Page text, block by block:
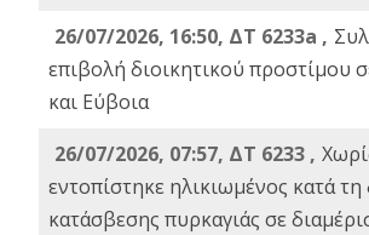
26/07/2026, 16:50, ΔΤ 6233a ,
επιβολή διοικητικού προστίμου
και Εύβοια
26/07/2026, 07:57, ΔΤ 6233 ,
εντοπίστηκε ηλικιωμένος κατά τη
κατάσβεσης πυρκαγιάς σε